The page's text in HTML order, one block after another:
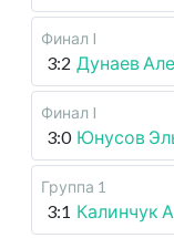
Финал I
3:2 Дунаев
Финал I
3:0 Юнусов
Группа 1
3:1 Калинчук